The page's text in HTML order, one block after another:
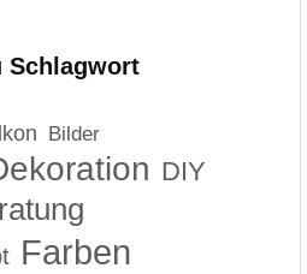
Schlagwort
Bilder
DIY
Farben